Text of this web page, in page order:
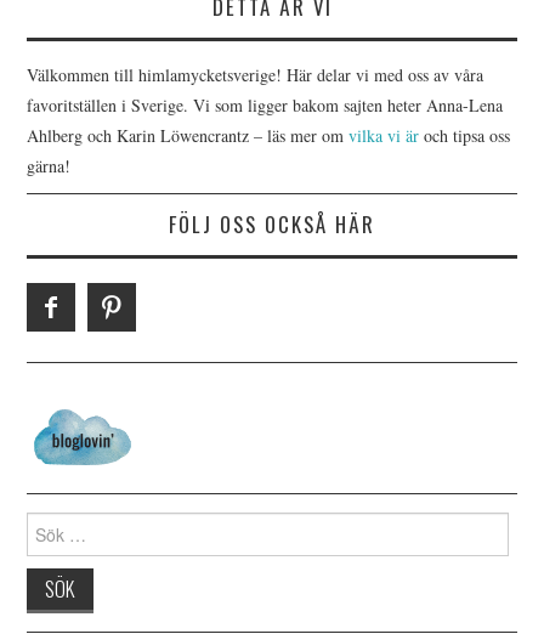
DETTA ÄR VI
Välkommen till himlamycketsverige! Här delar vi med oss av våra
favoritställen i Sverige. Vi som ligger bakom sajten heter Anna-Lena
Ahlberg och Karin Löwencrantz – läs mer omvilka vi är och tipsa oss
gärna!
FÖLJ OSS OCKSÅ HÄR
Search for: